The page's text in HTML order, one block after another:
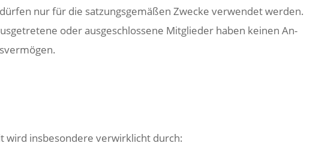
nur für die satzungsgemäßen Zwecke verwendet werden.
oder ausgeschlossene Mitglieder haben keinen An-
wird insbesondere verwirklicht durch: